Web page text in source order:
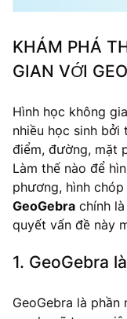
KHÁM PHÁ
GIAN VỚI
Hình học không
nhiều học sinh
điểm, đường, mặt
Làm thế nào để
phương, hình
GeoGebra chính
quyết vấn đề này
1. GeoGebra
GeoGebra là